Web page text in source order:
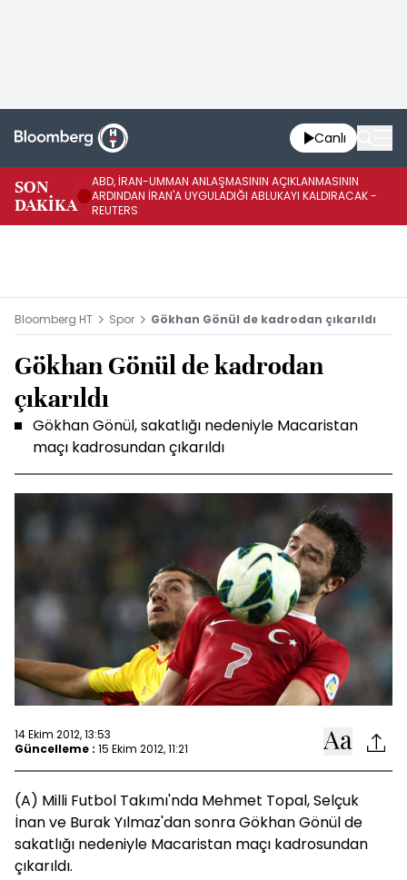
Canlı
SON
DAKİKA
ABD, İRAN-UMMAN ANLAŞMASININ AÇIKLANMASININ
ARDINDAN İRAN'A UYGULADIĞI ABLUKAYI KALDIRACAK -
REUTERS
Bloomberg HT Spor Gökhan Gönül de kadrodan çıkarıldı
Gökhan Gönül de kadrodan
çıkarıldı
Gökhan Gönül, sakatlığı nedeniyle Macaristan
maçı kadrosundan çıkarıldı
14 Ekim 2012, 13:53
Güncelleme : 15 Ekim 2012, 11:21
(A) Milli Futbol Takımı'nda Mehmet Topal, Selçuk
İnan ve Burak Yılmaz'dan sonra Gökhan Gönül de
sakatlığı nedeniyle Macaristan maçı kadrosundan
çıkarıldı.